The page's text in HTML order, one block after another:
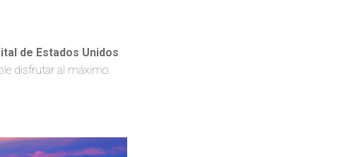
de Estados Unidos.
disfrutar al máximo.